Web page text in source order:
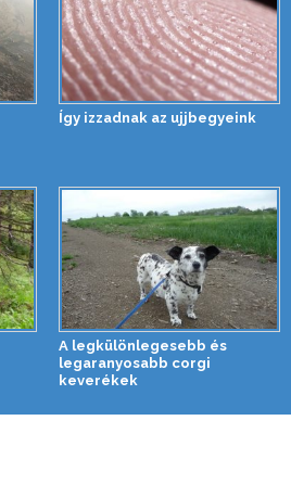
Így izzadnak az ujjbegyeink
A legkülönlegesebb és
legaranyosabb corgi
keverékek